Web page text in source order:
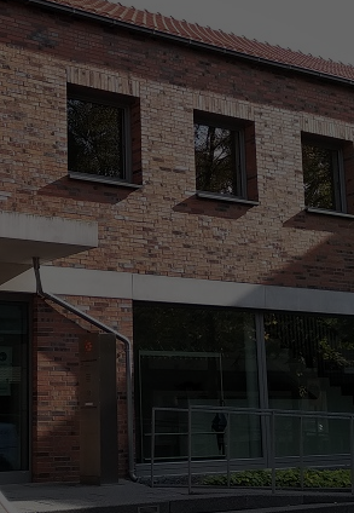
generierte ID, für die historische
Ihrer vorgenommen Einstellungen, falls der
Webseiten-Betreiber dies eingestellt hat.
Details wie die eindeutige Besucher-ID zu
speichern.
_pk_ses\..*$
Matomo
30 Minuten
Wird für statistische Zwecke verwendet,
vorübergehende Daten des Besuchs zu
speichern.